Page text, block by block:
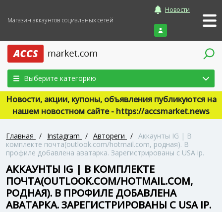
Магазин аккаунтов социальных сетей
Новости
Войти
Выберите категорию
Новости, акции, купоны, объявления публикуются на
нашем новостном сайте - https://accsmarket.news
Главная / Instagram / Автореги / Аккаунты IG | В
комплекте почта(outlook.com/hotmail.com, родная). В
профиле добавлена аватарка. Зарегистрированы с USA ip.
АККАУНТЫ IG | В КОМПЛЕКТЕ
ПОЧТА(OUTLOOK.COM/HOTMAIL.COM,
РОДНАЯ). В ПРОФИЛЕ ДОБАВЛЕНА
АВАТАРКА. ЗАРЕГИСТРИРОВАНЫ С USA IP.